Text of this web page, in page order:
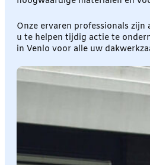
Onze ervaren professionals
u te helpen tijdig actie te
in Venlo voor alle uw